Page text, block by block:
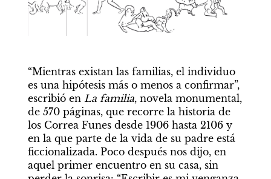
“Mientras existan las familias, el individuo
es una hipótesis más o menos a confirmar”,
escribió en La familia, novela monumental,
de 570 páginas, que recorre la historia de
los Correa Funes desde 1906 hasta 2106 y
en la que parte de la vida de su padre está
ficcionalizada. Poco después nos dijo, en
aquel primer encuentro en su casa, sin